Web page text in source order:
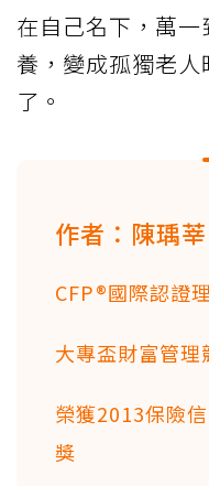
在自己名下，萬
養，變成孤獨老
了。
作者：陳瑀莘
CFP®國際認證
大專盃財富管
榮獲2013保險
獎